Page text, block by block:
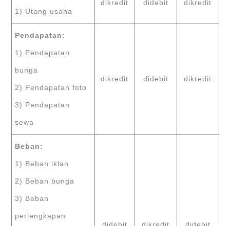
1) Utang usaha
dikredit didebit dikredit
Pendapatan:
1) Pendapatan
bunga
2) Pendapatan foto
3) Pendapatan
sewa
dikredit didebit dikredit
Beban:
1) Beban iklan
2) Beban bunga
3) Beban
perlengkapan